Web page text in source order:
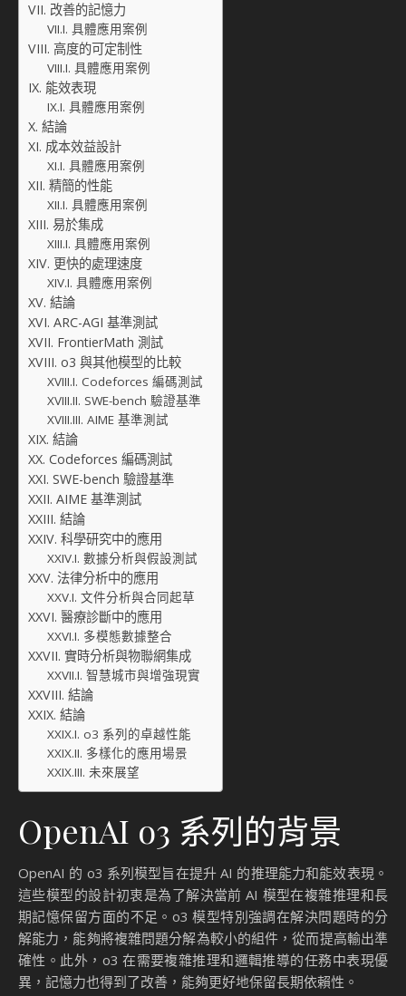
改善的記憶力
具體應用案例
高度的可定制性
具體應用案例
能效表現
具體應用案例
結論
成本效益設計
具體應用案例
精簡的性能
具體應用案例
易於集成
具體應用案例
更快的處理速度
具體應用案例
結論
ARC-AGI 基準測試
FrontierMath 測試
o3 與其他模型的比較
Codeforces 編碼測試
SWE-bench 驗證基準
AIME 基準測試
結論
Codeforces 編碼測試
SWE-bench 驗證基準
AIME 基準測試
結論
科學研究中的應用
數據分析與假設測試
法律分析中的應用
文件分析與合同起草
醫療診斷中的應用
多模態數據整合
實時分析與物聯網集成
智慧城市與增強現實
結論
結論
o3 系列的卓越性能
多樣化的應用場景
未來展望
OpenAI o3 系列的背景
OpenAI 的 o3 系列模型旨在提升 AI 的推理能力和能效表現。
這些模型的設計初衷是為了解決當前 AI 模型在複雜推理和長
期記憶保留方面的不足。o3 模型特別強調在解決問題時的分
解能力，能夠將複雜問題分解為較小的組件，從而提高輸出準
確性。此外，o3 在需要複雜推理和邏輯推導的任務中表現優
異，記憶力也得到了改善，能夠更好地保留長期依賴性。